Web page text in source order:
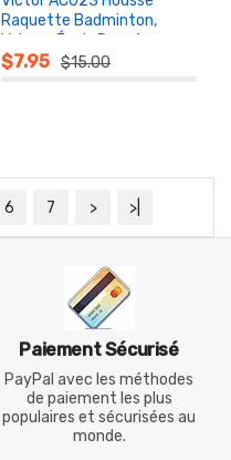
Raquette Badminton,
Velours Épais Pour 1
Raquette
$7.95 $15.00
AU
PANIER
6 7 > >|
Paiement Sécurisé
PayPal avec les méthodes
de paiement les plus
populaires et sécurisées au
monde.